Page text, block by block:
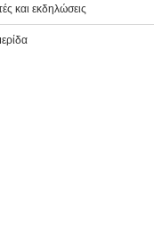
και εκδηλώσεις